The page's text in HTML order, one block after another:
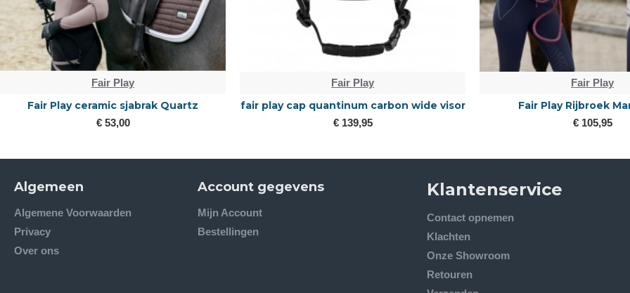
Fair Play
Fair Play ceramic sjabrak Quartz
€ 53,00
Fair Play
fair play cap quantinum carbon wide visor
€ 139,95
Fair Play
Fair Play Rijbroek
€ 105,95
Algemeen
Algemene Voorwaarden
Privacy
Over ons
Account gegevens
Mijn Account
Bestellingen
Klantenservice
Contact opnemen
Klachten
Onze Showroom
Retouren